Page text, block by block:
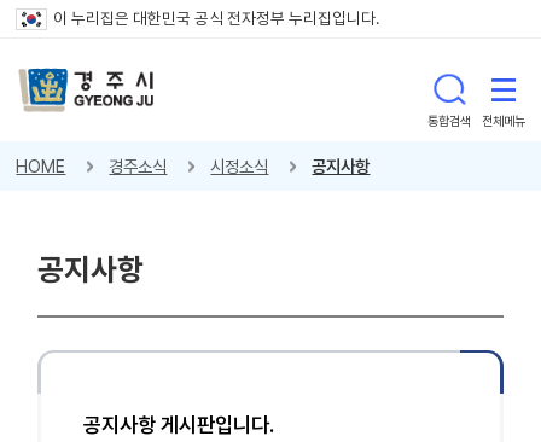
이 누리집은 대한민국 공식 전자정부 누리집입니다.
통합검색 전체메뉴
HOME 경주소식 시정소식 공지사항
공지사항
공지사항 게시판입니다.